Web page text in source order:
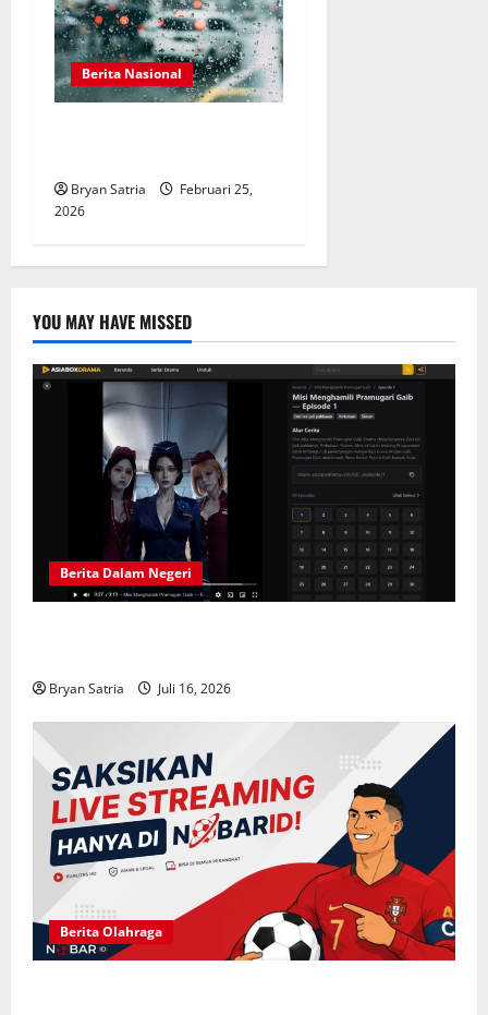
Berita Nasional
Bryan Satria
Februari 25,
2026
YOU MAY HAVE MISSED
Berita Dalam Negeri
Bryan Satria Juli 16, 2026
Berita Olahraga